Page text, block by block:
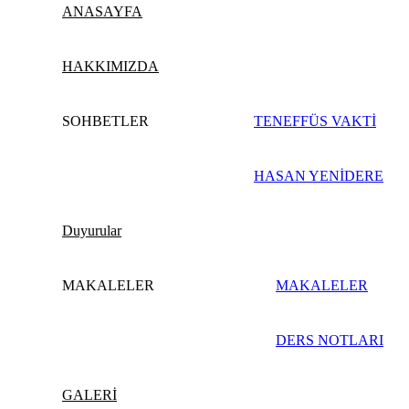
ANASAYFA
HAKKIMIZDA
SOHBETLER TENEFFÜS VAKTİ
HASAN YENİDERE
Duyurular
MAKALELER MAKALELER
DERS NOTLARI
GALERİ